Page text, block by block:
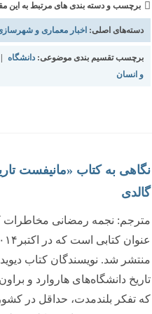
برچسب و دسته بندی های مرتبط به این
دسته‌های اصلی: اخبار معماری و
برچسب تقسیم بندی موضوعی: دانشگاه
و انسان
نگاهی به کتاب «مانیفست
گالدی
مترجم: نجمه رمضانی مخاطرات
منتشر شد. نویسندگان کتاب دیوید
تاریخ دانشگاه‌های هاروارد و
که تفکر بلندمدت، حداقل در